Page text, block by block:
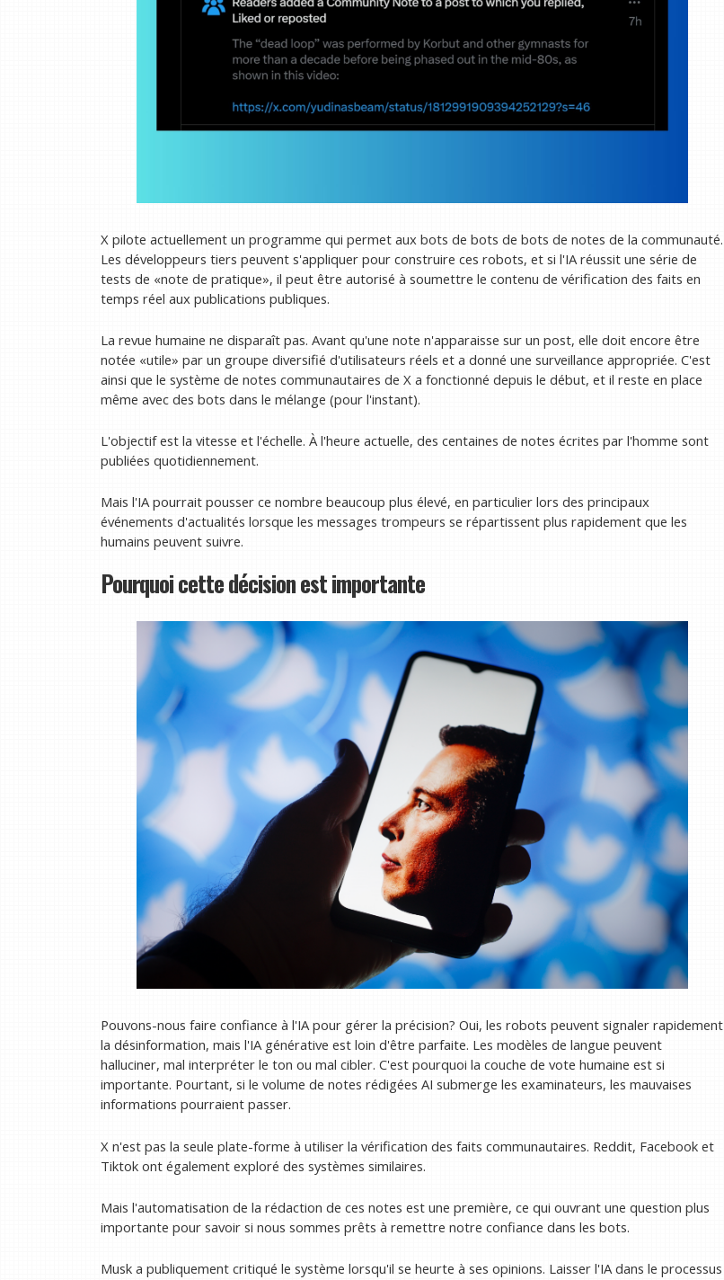
X pilote actuellement un programme qui permet aux bots de bots de bots de notes de la communauté.
Les développeurs tiers peuvent s'appliquer pour construire ces robots, et si l'IA réussit une série de
tests de «note de pratique», il peut être autorisé à soumettre le contenu de vérification des faits en
temps réel aux publications publiques.
La revue humaine ne disparaît pas. Avant qu'une note n'apparaisse sur un post, elle doit encore être
notée «utile» par un groupe diversifié d'utilisateurs réels et a donné une surveillance appropriée. C'est
ainsi que le système de notes communautaires de X a fonctionné depuis le début, et il reste en place
même avec des bots dans le mélange (pour l'instant).
L'objectif est la vitesse et l'échelle. À l'heure actuelle, des centaines de notes écrites par l'homme sont
publiées quotidiennement.
Mais l'IA pourrait pousser ce nombre beaucoup plus élevé, en particulier lors des principaux
événements d'actualités lorsque les messages trompeurs se répartissent plus rapidement que les
humains peuvent suivre.
Pourquoi cette décision est importante
Pouvons-nous faire confiance à l'IA pour gérer la précision? Oui, les robots peuvent signaler rapidement
la désinformation, mais l'IA générative est loin d'être parfaite. Les modèles de langue peuvent
halluciner, mal interpréter le ton ou mal cibler. C'est pourquoi la couche de vote humaine est si
importante. Pourtant, si le volume de notes rédigées AI submerge les examinateurs, les mauvaises
informations pourraient passer.
X n'est pas la seule plate-forme à utiliser la vérification des faits communautaires. Reddit, Facebook et
Tiktok ont ​​également exploré des systèmes similaires.
Mais l'automatisation de la rédaction de ces notes est une première, ce qui ouvrant une question plus
importante pour savoir si nous sommes prêts à remettre notre confiance dans les bots.
Musk a publiquement critiqué le système lorsqu'il se heurte à ses opinions. Laisser l'IA dans le processus